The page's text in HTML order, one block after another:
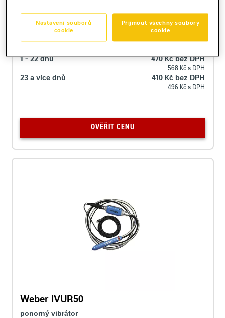
Průměr hlavice
35 mm
Délka hadice
3
Cena za pronájem
1 - 22 dnů 470 Kč bez DPH
568 Kč s DPH
23 a více dnů 410 Kč bez DPH
496 Kč s DPH
OVĚŘIT CENU
Weber IVUR50
ponorný vibrátor
Přijmout všechny soubory
cookie
Nastavení souborů
cookie